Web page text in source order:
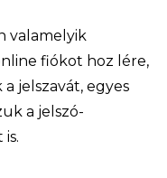
valamelyik
fiókot hoz lére,
jelszavát, egyes
a jelszó-